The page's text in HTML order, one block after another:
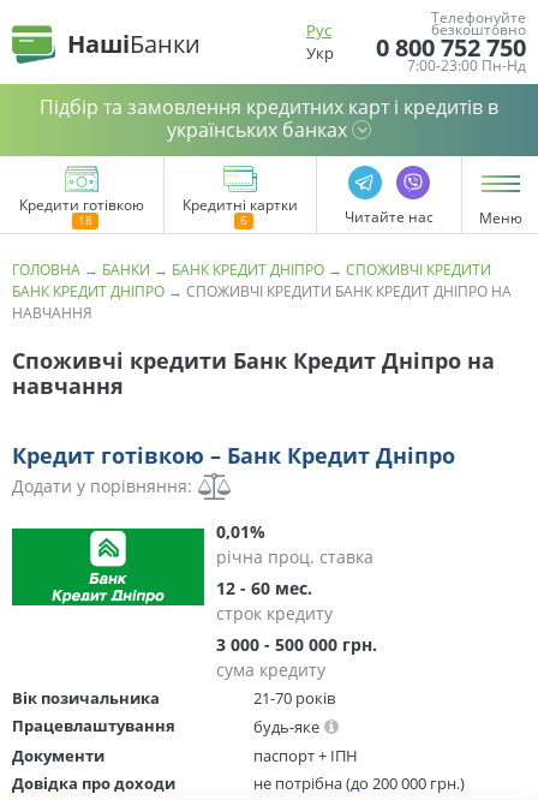
НашіБанки
Рус
Укр
Телефонуйте
безкоштовно
0 800 752 750
7:00-23:00 Пн-Нд
Підбір та замовлення кредитних карт і кредитів в
українських банках
Кредити готівкою Кредитні картки
Читайте нас Меню
ГОЛОВНА → БАНКИ → БАНК КРЕДИТ ДНІПРО → СПОЖИВЧІ КРЕДИТИ
БАНК КРЕДИТ ДНІПРО → СПОЖИВЧІ КРЕДИТИ БАНК КРЕДИТ ДНІПРО НА
НАВЧАННЯ
Споживчі кредити Банк Кредит Дніпро на
навчання
Кредит готівкою – Банк Кредит Дніпро
Додати у порівняння:
0,01%
річна проц. ставка
12 - 60 мес.
строк кредиту
3 000 - 500 000 грн.
сума кредиту
Вік позичальника
21-70 років
Працевлаштування
будь-яке
Документи
паспорт + ІПН
Довідка про доходи
не потрібна (до 200 000 грн.)